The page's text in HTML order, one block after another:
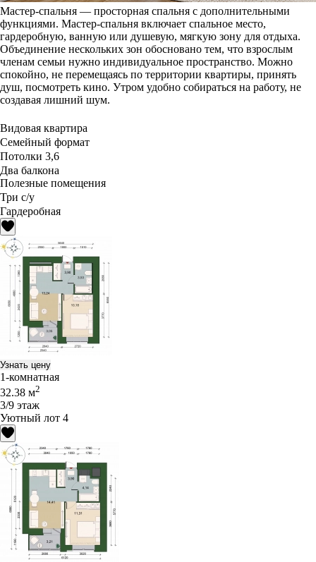
Мастер-спальня — просторная спальня с дополнительными
функциями. Мастер-спальня включает спальное место,
гардеробную, ванную или душевую, мягкую зону для отдыха.
Объединение нескольких зон обосновано тем, что взрослым
членам семьи нужно индивидуальное пространство. Можно
спокойно, не перемещаясь по территории квартиры, принять
душ, посмотреть кино. Утром удобно собираться на работу, не
создавая лишний шум.
Видовая квартира
Семейный формат
Потолки 3,6
Два балкона
Полезные помещения
Три с/у
Гардеробная
Узнать цену
1-комнатная
32.38 м2
3/9 этаж
Уютный лот 4